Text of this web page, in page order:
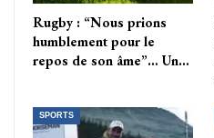
Rugby : “Nous prions
humblement pour le
repos de son âme”… Un…
SPORTS